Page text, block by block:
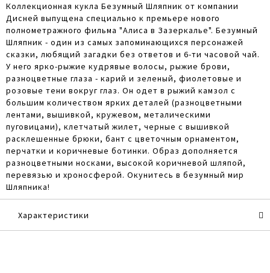
Коллекционная кукла Безумный Шляпник от компании
Дисней выпущена специально к премьере нового
полнометражного фильма "Алиса в Зазеркалье". Безумный
Шляпник - один из самых запоминающихся персонажей
сказки, любящий загадки без ответов и 6-ти часовой чай.
У него ярко-рыжие кудрявые волосы, рыжие брови,
разноцветные глаза - карий и зеленый, фиолетовые и
розовые тени вокруг глаз. Он одет в рыжий камзол с
большим количеством ярких деталей (разноцветными
лентами, вышивкой, кружевом, металическими
пуговицами), клетчатый жилет, черные с вышивкой
расклешенные брюки, бант с цветочным орнаментом,
перчатки и коричневые ботинки. Образ дополняется
разноцветными носками, высокой коричневой шляпой,
перевязью и хроносферой. Окунитесь в безумный мир
Шляпника!
Характеристики